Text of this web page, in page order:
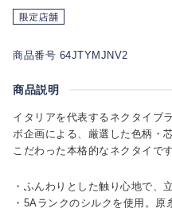
商品番号 64JTYMJNV2
商品説明
イタリアを代表するネクタイブ
ボ企画による、厳選した色柄・
こだわった本格的なネクタイです
・ふんわりとした触り心地で、
・5Aランクのシルクを使用。